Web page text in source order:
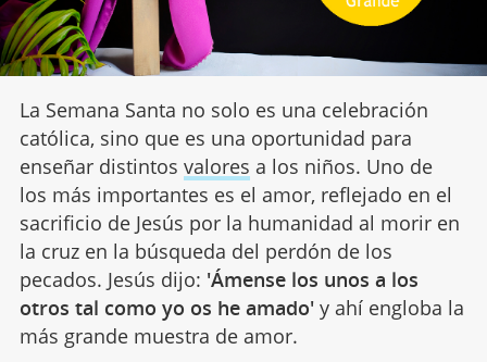
La Semana Santa no solo es una celebración
católica, sino que es una oportunidad para
enseñar distintos valores a los niños. Uno de
los más importantes es el amor, reflejado en el
sacrificio de Jesús por la humanidad al morir en
la cruz en la búsqueda del perdón de los
pecados. Jesús dijo: 'Ámense los unos a los
otros tal como yo os he amado'y ahí engloba la
más grande muestra de amor.